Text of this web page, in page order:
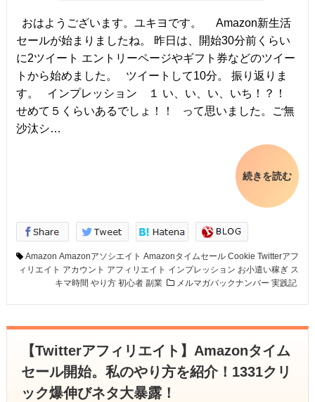
おはようございます。ユキヨです。 Amazon新生活
セールが始まりましたね。 昨日は、開始30分前くらい
に2ツイート エントリーページやギフト券などのツイー
トから始めました。 ツイートして10分。 振り返りま
す。 インプレッション １ い、い、い、いち！？！
せめて５くらいあるでしょ！！ って思いました。ご無
沙汰シ…
続きを読む
Amazon Amazonアソシエイト Amazonタイムセール Cookie Twitterアフ
ィリエイト アカウント アフィリエイト インプレッション お小遣い稼ぎ ス
キマ時間 やり方 初心者 副業 メルマガバックナンバー 実践記
【Twitterアフィリエイト】Amazonタイム
セール開始。私のやり方を紹介！1331クリ
ック爆伸びネタ大暴露！